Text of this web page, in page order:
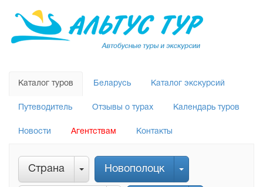
Каталог туров Беларусь Каталог экскурсий
Путеводитель Отзывы о турах Календарь туров
Новости Агентствам Контакты
Страна Новополоцк